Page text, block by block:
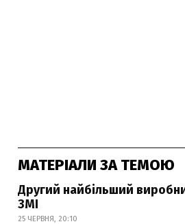
МАТЕРІАЛИ ЗА ТЕМОЮ
Другий найбільший
ЗМІ
25 ЧЕРВНЯ, 20:10